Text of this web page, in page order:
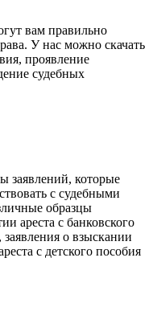
вам правильно
У нас можно скачать
проявление
судебных
заявлений, которые
с судебными
образцы
ареста с банковского
заявления о взыскании
с детского пособия